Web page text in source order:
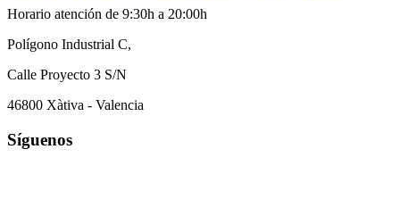
Horario atención de 9:30h a 20:00h
Polígono Industrial C,
Calle Proyecto 3 S/N
46800 Xàtiva - Valencia
Síguenos